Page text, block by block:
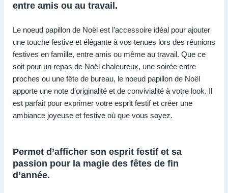
entre amis ou au travail.
Le noeud papillon de Noël est l’accessoire idéal pour ajouter
une touche festive et élégante à vos tenues lors des réunions
festives en famille, entre amis ou même au travail. Que ce
soit pour un repas de Noël chaleureux, une soirée entre
proches ou une fête de bureau, le noeud papillon de Noël
apporte une note d’originalité et de convivialité à votre look. Il
est parfait pour exprimer votre esprit festif et créer une
ambiance joyeuse et festive où que vous soyez.
Permet d’afficher son esprit festif et sa
passion pour la magie des fêtes de fin
d’année.